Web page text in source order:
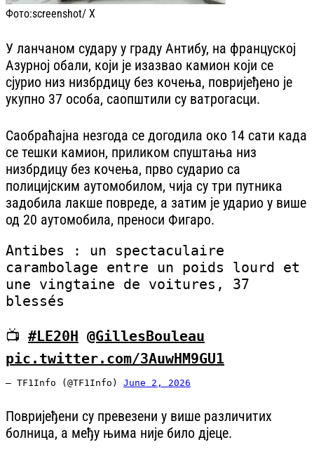
Фото:screenshot/ X
У ланчаном судару у граду Антибу, на француској
Азурној обали, који је изазвао камион који се
сјурио низ низбрдицу без кочења, повријеђено је
укупно 37 особа, саопштили су ватрогасци.
Саобраћајна незгода се догодила око 14 сати када
се тешки камион, приликом спуштања низ
низбрдицу без кочења, прво сударио са
полицијским аутомобилом, чија су три путника
задобила лакше повреде, а затим је ударио у више
од 20 аутомобила, преноси Фигаро.
Antibes : un spectaculaire
carambolage entre un poids lourd et
une vingtaine de voitures, 37
blessés
📺 #LE20H @GillesBouleau
pic.twitter.com/3AuwHM9GU1
— TF1Info (@TF1Info) June 2, 2026
Повријеђени су превезени у више различитих
болница, а међу њима није било дјеце.